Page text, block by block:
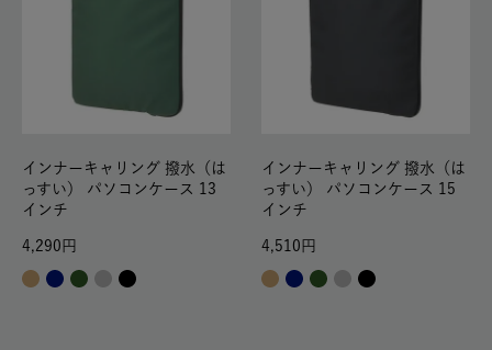
インナーキャリング 撥水（は
っすい） パソコンケース 13
インチ
4,290
インナーキャリング 撥水（は
っすい） パソコンケース 15
インチ
4,510